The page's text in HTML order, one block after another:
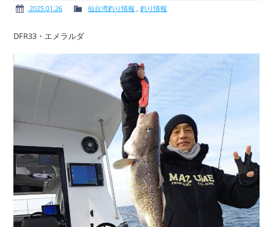
ボート免許
サービス案内 イベント情報
新艇・展示艇情報 中古艇情報
求人情報
2025.01.26 仙台湾釣り情報 ,釣り情報
DFR33・エメラルダ